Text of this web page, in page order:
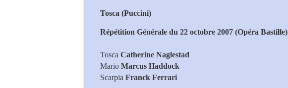
Tosca (Puccini)
Répétition Générale du 22 octobre 2007 (Opéra Bastille)
Tosca Catherine Naglestad
Mario Marcus Haddock
Scarpia Franck Ferrari